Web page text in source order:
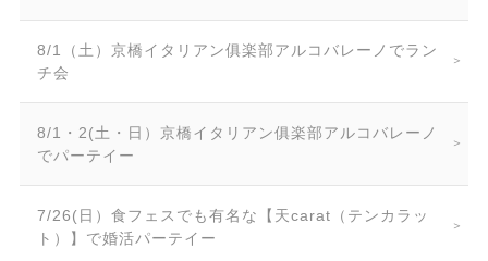
8/1（土）京橋イタリアン俱楽部アルコバレーノでラン
チ会
8/1・2(土・日）京橋イタリアン俱楽部アルコバレーノ
でパーテイー
7/26(日）食フェスでも有名な【天carat（テンカラッ
ト）】で婚活パーテイー